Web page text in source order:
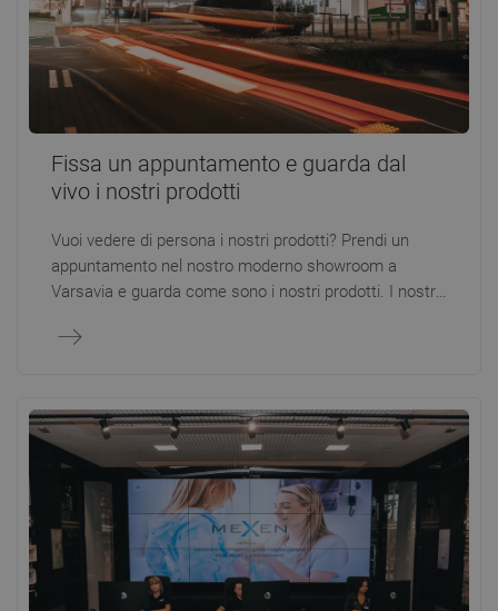
Fissa un appuntamento e guarda dal
vivo i nostri prodotti
Vuoi vedere di persona i nostri prodotti? Prendi un
appuntamento nel nostro moderno showroom a
Varsavia e guarda come sono i nostri prodotti. I nostri
adatti alle tue esigenze e allo stile dei tuoi interni.